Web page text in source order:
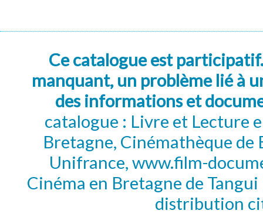
Ce catalogue est
manquant, un problème lié à
des informations et
catalogue : Livre et Lecture
Bretagne, Cinémathèque de
Unifrance, www.film-
Cinéma en Bretagne de
distribution